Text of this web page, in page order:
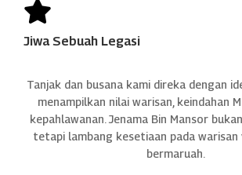

Jiwa Sebuah Legasi
Tanjak dan busana kami direka dengan
menampilkan nilai warisan, keindahan
kepahlawanan. Jenama Bin Mansor
tetapi lambang kesetiaan pada warisan
bermaruah.